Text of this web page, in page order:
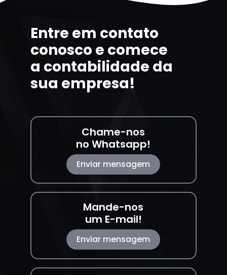
Entre em contato
conosco e comece
a contabilidade da
sua empresa!
Chame-nos
no Whatsapp!
Enviar mensagem
Mande-nos
um E-mail!
Enviar mensagem